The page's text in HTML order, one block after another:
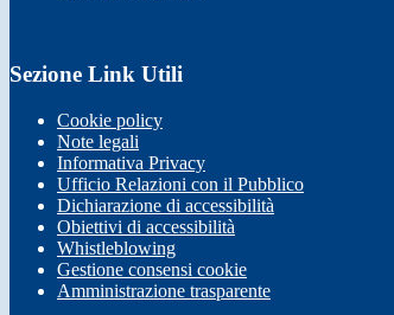
Sezione Link Utili
Cookie policy
Note legali
Informativa Privacy
Ufficio Relazioni con il Pubblico
Dichiarazione di accessibilità
Obiettivi di accessibilità
Whistleblowing
Gestione consensi cookie
Amministrazione trasparente